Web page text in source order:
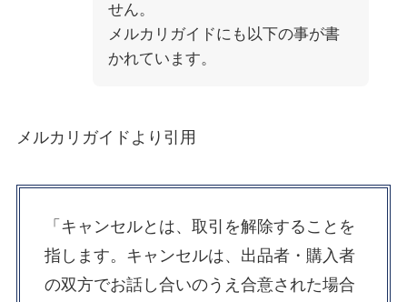
せん。
メルカリガイドにも以下の事が書
かれています。
メルカリガイドより引用
「キャンセルとは、取引を解除することを
指します。キャンセルは、出品者・購入者
の双方でお話し合いのうえ合意された場合